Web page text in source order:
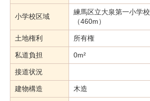
小学校区域
練馬区立大泉第一小学校
（460m）
土地権利 所有権
私道負担 0m²
接道状況
建物構造 木造